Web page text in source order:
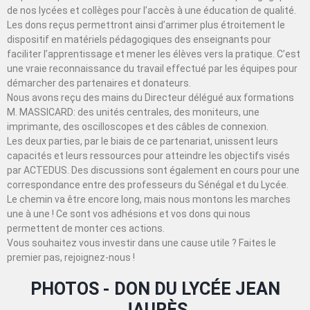
de nos lycées et collèges pour l’accès à une éducation de qualité.
Les dons reçus permettront ainsi d’arrimer plus étroitement le
dispositif en matériels pédagogiques des enseignants pour
faciliter l’apprentissage et mener les élèves vers la pratique. C’est
une vraie reconnaissance du travail effectué par les équipes pour
démarcher des partenaires et donateurs.
Nous avons reçu des mains du Directeur délégué aux formations
M. MASSICARD: des unités centrales, des moniteurs, une
imprimante, des oscilloscopes et des câbles de connexion.
Les deux parties, par le biais de ce partenariat, unissent leurs
capacités et leurs ressources pour atteindre les objectifs visés
par ACTEDUS. Des discussions sont également en cours pour une
correspondance entre des professeurs du Sénégal et du Lycée.
Le chemin va être encore long, mais nous montons les marches
une à une ! Ce sont vos adhésions et vos dons qui nous
permettent de monter ces actions.
Vous souhaitez vous investir dans une cause utile ? Faites le
premier pas, rejoignez-nous !
PHOTOS - DON DU LYCÉE JEAN